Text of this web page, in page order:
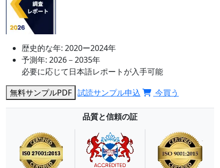
歴史的な年: 2020ー2024年
予測年: 2026－2035年
必要に応じて日本語レポートが入手可能
無料サンプルPDF 試読サンプル申込 今買う
品質と信頼の証